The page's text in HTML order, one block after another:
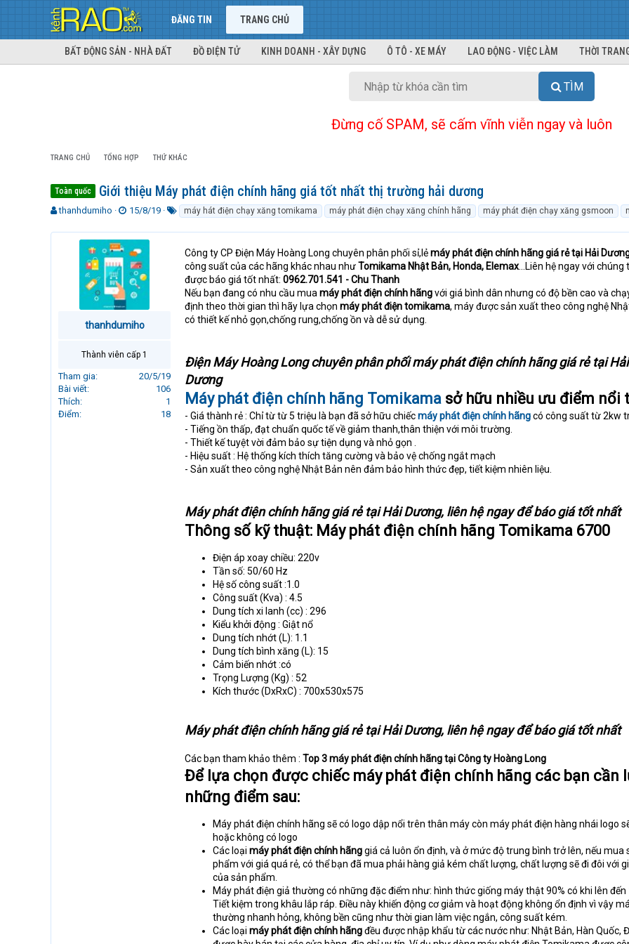
ĐĂNG TIN TRANG CHỦ
BẤT ĐỘNG SẢN - NHÀ ĐẤT ĐỒ ĐIỆN TỬ KINH DOANH - XÂY DỰNG Ô TÔ - XE MÁY LAO ĐỘNG - VIỆC LÀM THỜI
TÌM
Đừng cố SPAM, sẽ cấm vĩnh viễn ngay và luôn
TRANG CHỦ TỔNG HỢP THỨ KHÁC
Toàn quốc Giới thiệu Máy phát điện chính hãng giá tốt nhất thị trường hải dương
T
r
thanhdumiho
N
à
y
g
ử
i
15/8/19
k
máy hát điện chạy xăng tomikama máy phát điện chạy xăng chính hãng máy phát điện chạy xăng gsmoon
thanhdumiho
Thành viên cấp 1
Tham gia
20/5/19
Bài viết
106
Thích
1
Điểm
18
Công ty CP Điện Máy Hoàng Long chuyên phân phối sỉ,lẻmáy phát điện chính hãng giá rẻ tại Hải
công suất của các hãng khác nhau nhưTomikama Nhật Bản, Honda, Elemax...Liên hệ ngay với chúng
được báo giá tốt nhất: 0962.701.541 - Chu Thanh
Nếu bạn đang có nhu cầu mua máy phát điện chính hãngvới giá bình dân nhưng có độ bền cao và
định theo thời gian thì hãy lựa chọn máy phát điện tomikama, máy được sản xuất theo công nghệ
có thiết kế nhỏ gọn,chống rung,chống ồn và dễ sử dụng.
Điện Máy Hoàng Long chuyên phân phối máy phát điện chính hãng giá rẻ tại Hải
Dương
Máy phát điện chính hãng Tomikama sở hữu nhiều ưu điểm nổi
- Giá thành rẻ : Chỉ từ từ 5 triệu là bạn đã sở hữu chiếcmáy phát điện chính hãngcó công suất từ 2kw
- Tiếng ồn thấp, đạt chuẩn quốc tế về giảm thanh,thân thiện với môi trường.
- Thiết kế tuyệt vời đảm bảo sự tiện dụng và nhỏ gọn .
- Hiệu suất : Hệ thống kích thích tăng cường và bảo vệ chống ngắt mạch
- Sản xuất theo công nghệ Nhật Bản nên đảm bảo hình thức đẹp, tiết kiệm nhiên liệu.
Máy phát điện chính hãng giá rẻ tại Hải Dương, liên hệ ngay để báo giá tốt nhất
Thông số kỹ thuật: Máy phát điện chính hãng Tomikama 6700
Điện áp xoay chiều: 220v
Tần số: 50/60 Hz
Hệ số công suất :1.0
Công suất (Kva) : 4.5
Dung tích xi lanh (cc) : 296
Kiểu khởi động : Giật nổ
Dung tích nhớt (L): 1.1
Dung tích bình xăng (L): 15
Cảm biến nhớt :có
Trọng Lượng (Kg) : 52
Kích thước (DxRxC) : 700x530x575
Máy phát điện chính hãng giá rẻ tại Hải Dương, liên hệ ngay để báo giá tốt nhất
Các bạn tham khảo thêm : Top 3 máy phát điện chính hãng tại Công ty Hoàng Long
Để lựa chọn được chiếc máy phát điện chính hãng các bạn cần
những điểm sau:
Máy phát điện chính hãng sẽ có logo dập nổi trên thân máy còn máy phát điện hàng nhái logo
hoặc không có logo
Các loại máy phát điện chính hãnggiá cả luôn ổn định, và ở mức độ trung bình trở lên, nếu mua
phẩm với giá quá rẻ, có thể bạn đã mua phải hàng giả kém chất lượng, chất lượng sẽ đi đôi với
của sản phẩm.
Máy phát điện giả thường có những đặc điểm như: hình thức giống máy thật 90% có khi lên đến
Tiết kiệm trong khâu lắp ráp. Điều này khiến động cơ giảm và hoạt động không ổn định vì vậy
thường nhanh hỏng, không bền cũng như thời gian làm việc ngắn, công suất kém.
Các loại máy phát điện chính hãngđều được nhập khẩu từ các nước như: Nhật Bản, Hàn Quốc,